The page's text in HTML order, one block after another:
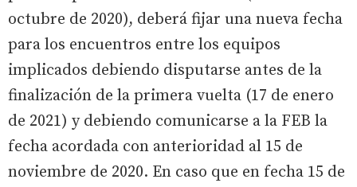
octubre de 2020), deberá fijar una nueva fecha
para los encuentros entre los equipos
implicados debiendo disputarse antes de la
finalización de la primera vuelta (17 de enero
de 2021) y debiendo comunicarse a la FEB la
fecha acordada con anterioridad al 15 de
noviembre de 2020. En caso que en fecha 15 de